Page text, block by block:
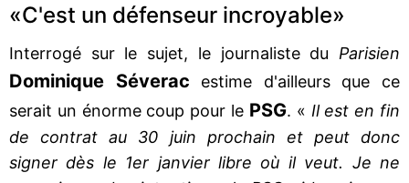
«C'est un défenseur incroyable»
Interrogé sur le sujet, le journaliste du Parisien
Dominique Séverac estime d'ailleurs que ce
serait un énorme coup pour le PSG. « Il est en fin
de contrat au 30 juin prochain et peut donc
signer dès le 1er janvier libre où il veut. Je ne